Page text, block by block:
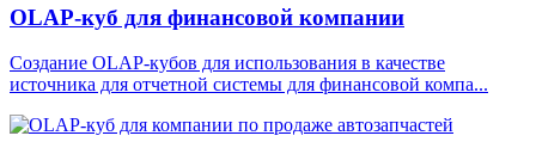
OLAP-куб для финансовой компании
Создание OLAP-кубов для использования в качестве
источника для отчетной системы для финансовой компа...